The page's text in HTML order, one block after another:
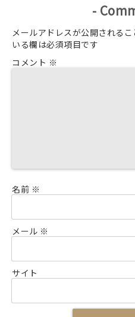
-
メールアドレスが公開されるこ
いる欄は必須項目です
コメント ※
名前 ※
メール ※
サイト